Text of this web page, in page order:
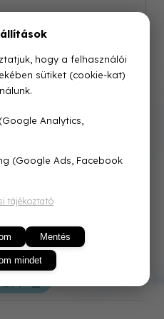
hogy a felhasználói
sütiket (cookie-kat)
Analytics,
(Google Ads, Facebook
tájékoztató
Mentés
mindet